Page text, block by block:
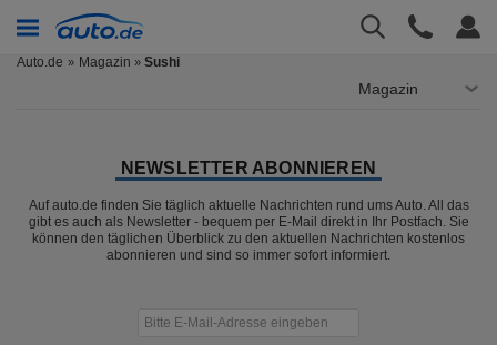
Auto.de Magazin » Sushi
Magazin
NEWSLETTER ABONNIEREN
Auf auto.de finden Sie täglich aktuelle Nachrichten rund ums Auto. All das
gibt es auch als Newsletter - bequem per E-Mail direkt in Ihr Postfach. Sie
können den täglichen Überblick zu den aktuellen Nachrichten kostenlos
abonnieren und sind so immer sofort informiert.